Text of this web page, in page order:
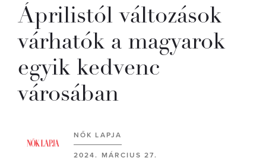
Áprilistól változások
várhatók a magyarok
egyik kedvenc
városában
NŐK LAPJA
2024. MÁRCIUS 27.